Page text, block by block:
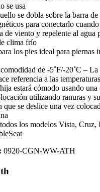
se usa
se dobla sobre la barra
para conectarlo cuando
de viento y repelente al agua
clima frío
los pies ideal para piernas
de -5˚F/-20˚C –
referencia a las
estará cómodo usando una
utilizando ranuras y
que se deslice una vez
los modelos Vista, Cruz,
0920-CGN-WW-ATH